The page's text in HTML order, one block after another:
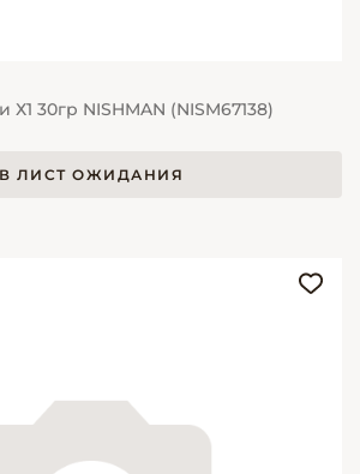
30гр NISHMAN (NISM67138)
В ЛИСТ ОЖИДАНИЯ